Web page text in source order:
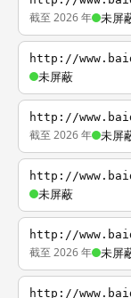
截至 2026 年 未屏
http://
未屏蔽
http://
截至 2026 年 未屏
http://
未屏蔽
http://
截至 2026 年 未屏
http://